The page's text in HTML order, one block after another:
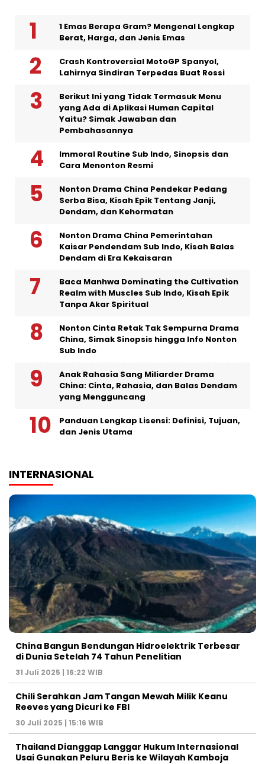
1 Emas Berapa Gram? Mengenal Lengkap
Berat, Harga, dan Jenis Emas
Crash Kontroversial MotoGP Spanyol,
Lahirnya Sindiran Terpedas Buat Rossi
Berikut Ini yang Tidak Termasuk Menu
yang Ada di Aplikasi Human Capital
Yaitu? Simak Jawaban dan
Pembahasannya
Immoral Routine Sub Indo, Sinopsis dan
Cara Menonton Resmi
Nonton Drama China Pendekar Pedang
Serba Bisa, Kisah Epik Tentang Janji,
Dendam, dan Kehormatan
Nonton Drama China Pemerintahan
Kaisar Pendendam Sub Indo, Kisah Balas
Dendam di Era Kekaisaran
Baca Manhwa Dominating the Cultivation
Realm with Muscles Sub Indo, Kisah Epik
Tanpa Akar Spiritual
Nonton Cinta Retak Tak Sempurna Drama
China, Simak Sinopsis hingga Info Nonton
Sub Indo
Anak Rahasia Sang Miliarder Drama
China: Cinta, Rahasia, dan Balas Dendam
yang Mengguncang
Panduan Lengkap Lisensi: Definisi, Tujuan,
dan Jenis Utama
INTERNASIONAL
China Bangun Bendungan Hidroelektrik Terbesar
di Dunia Setelah 74 Tahun Penelitian
31 Juli 2025 | 16:22 WIB
Chili Serahkan Jam Tangan Mewah Milik Keanu
Reeves yang Dicuri ke FBI
30 Juli 2025 | 15:16 WIB
Thailand Dianggap Langgar Hukum Internasional
Usai Gunakan Peluru Beris ke Wilayah Kamboja